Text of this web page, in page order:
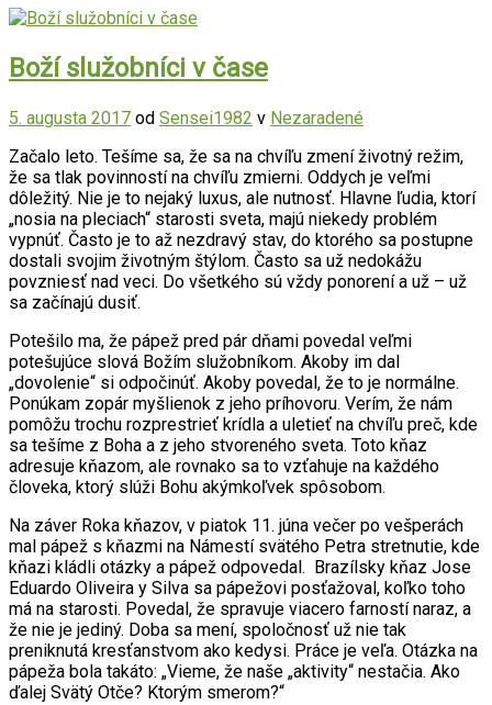
Boží služobníci v čase
5. augusta 2017 od Sensei1982 v Nezaradené
Začalo leto. Tešíme sa, že sa na chvíľu zmení životný režim,
že sa tlak povinností na chvíľu zmierni. Oddych je veľmi
dôležitý. Nie je to nejaký luxus, ale nutnosť. Hlavne ľudia, ktorí
„nosia na pleciach“ starosti sveta, majú niekedy problém
vypnúť. Často je to až nezdravý stav, do ktorého sa postupne
dostali svojim životným štýlom. Často sa už nedokážu
povzniesť nad veci. Do všetkého sú vždy ponorení a už – už
sa začínajú dusiť.
Potešilo ma, že pápež pred pár dňami povedal veľmi
potešujúce slová Božím služobníkom. Akoby im dal
„dovolenie“ si odpočinúť. Akoby povedal, že to je normálne.
Ponúkam zopár myšlienok z jeho príhovoru. Verím, že nám
pomôžu trochu rozprestrieť krídla a uletieť na chvíľu preč, kde
sa tešíme z Boha a z jeho stvoreného sveta. Toto kňaz
adresuje kňazom, ale rovnako sa to vzťahuje na každého
človeka, ktorý slúži Bohu akýmkoľvek spôsobom.
Na záver Roka kňazov, v piatok 11. júna večer po vešperách
mal pápež s kňazmi na Námestí svätého Petra stretnutie, kde
kňazi kládli otázky a pápež odpovedal. Brazílsky kňaz Jose
Eduardo Oliveira y Silva sa pápežovi posťažoval, koľko toho
má na starosti. Povedal, že spravuje viacero farností naraz, a
že nie je jediný. Doba sa mení, spoločnosť už nie tak
preniknutá kresťanstvom ako kedysi. Práce je veľa. Otázka na
pápeža bola takáto: „Vieme, že naše „aktivity“ nestačia. Ako
ďalej Svätý Otče? Ktorým smerom?“